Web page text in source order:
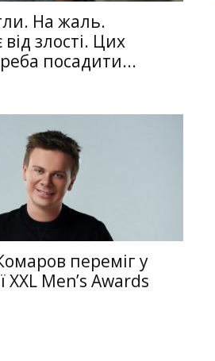
На жаль.
злості. Цих
посадити...
переміг у
XXL Men’s Awards